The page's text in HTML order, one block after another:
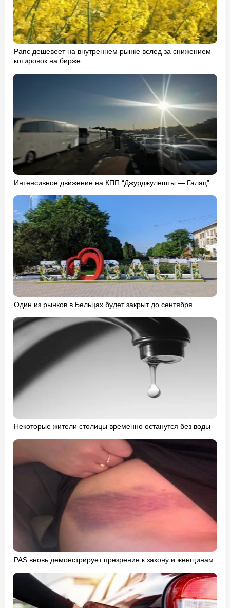
Рапс дешевеет на внутреннем рынке вслед за снижением
котировок на бирже
Интенсивное движение на КПП “Джурджулешты — Галац”
Один из рынков в Бельцах будет закрыт до сентября
Некоторые жители столицы временно останутся без воды
PAS вновь демонстрирует презрение к закону и женщинам